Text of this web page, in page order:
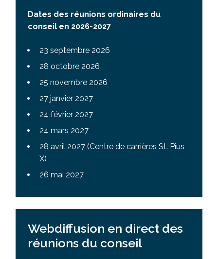
Dates des réunions ordinaires du
conseil en 2026-2027
23 septembre 2026
28 octobre 2026
25 novembre 2026
27 janvier 2027
24 février 2027
24 mars 2027
28 avril 2027 (Centre de carrières St. Pius
X)
26 mai 2027
Webdiffusion en direct des
réunions du conseil